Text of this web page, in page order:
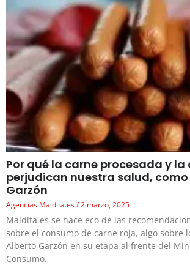
Por qué la carne procesada y la
perjudican nuestra salud,
Garzón
Agencias Maldita.es 2 marzo, 2025
Maldita.es se hace eco de las
sobre el consumo de carne roja, algo sobre
Alberto Garzón en su etapa al frente del
Consumo.